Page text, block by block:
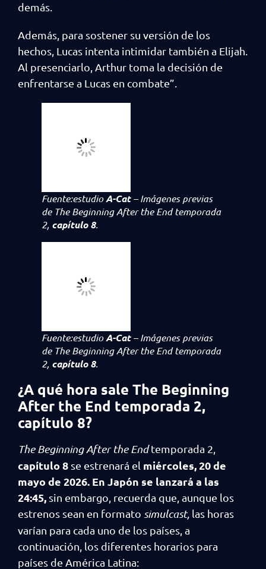
demás.
Además, para sostener su versión de los
hechos, Lucas intenta intimidar también a Elijah.
Al presenciarlo, Arthur toma la decisión de
enfrentarse a Lucas en combate”.
Fuente:estudioA-Cat– Imágenes previas
de The Beginning After the Endtemporada
2, capítulo 8.
Fuente:estudioA-Cat– Imágenes previas
de The Beginning After the Endtemporada
2, capítulo 8.
¿A qué hora sale The Beginning
After the End temporada 2,
capítulo 8?
The Beginning After the Endtemporada 2,
capítulo 8 se estrenará el miércoles, 20 de
mayo de 2026. En Japón se lanzará a las
24:45, sin embargo, recuerda que, aunque los
estrenos sean en formato simulcast, las horas
varían para cada uno de los países, a
continuación, los diferentes horarios para
países de América Latina: